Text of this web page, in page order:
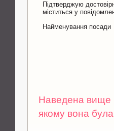
Підтверджую
міститься у
Найменування посади
Наведена вище
якому вона